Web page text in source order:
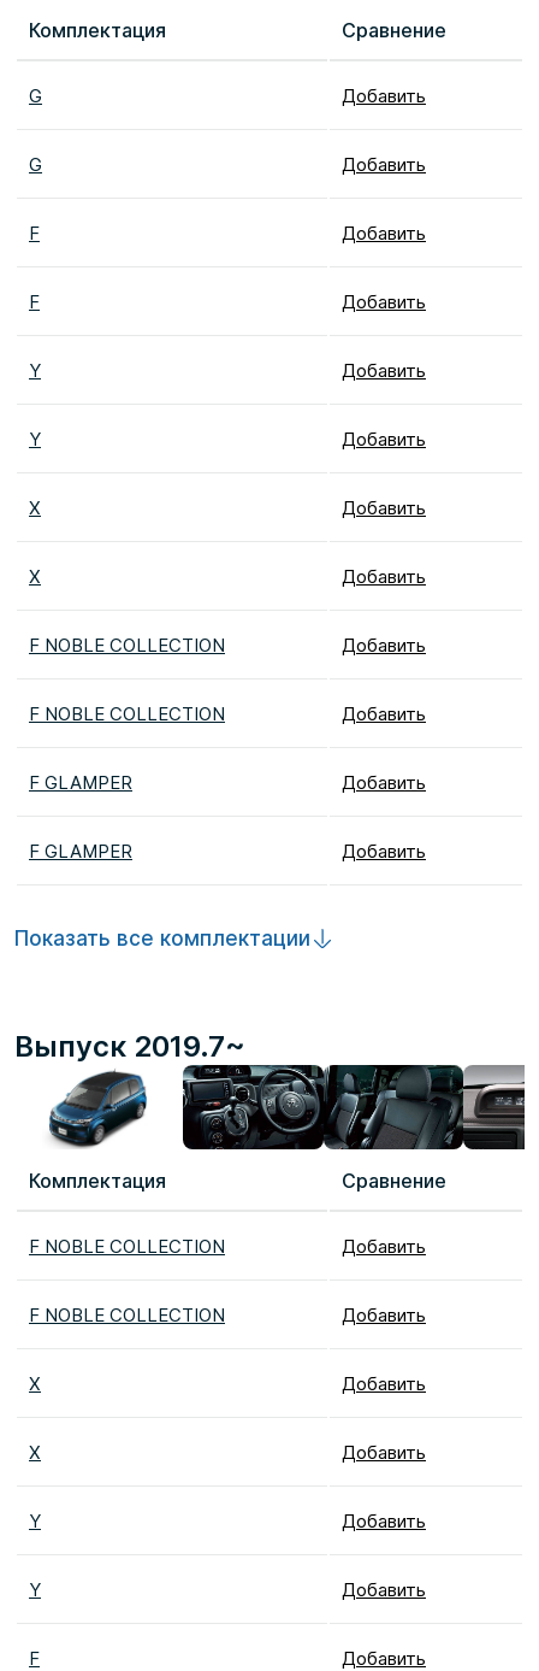
Комплектация Сравнение
G Добавить
G Добавить
F Добавить
F Добавить
Y Добавить
Y Добавить
X Добавить
X Добавить
F NOBLE COLLECTION Добавить
F NOBLE COLLECTION Добавить
F GLAMPER Добавить
F GLAMPER Добавить
Показать все комплектации
Выпуск 2019.7~
Комплектация Сравнение
F NOBLE COLLECTION Добавить
F NOBLE COLLECTION Добавить
X Добавить
X Добавить
Y Добавить
Y Добавить
F Добавить